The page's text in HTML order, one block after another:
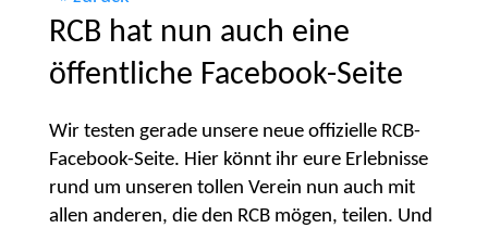
RCB hat nun auch eine
öffentliche Facebook-Seite
Wir testen gerade unsere neue offizielle RCB-
Facebook-Seite. Hier könnt ihr eure Erlebnisse
rund um unseren tollen Verein nun auch mit
allen anderen, die den RCB mögen, teilen. Und